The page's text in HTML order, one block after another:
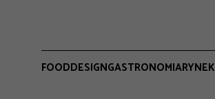
FOODDESIGNGASTRONOMIARYNEK